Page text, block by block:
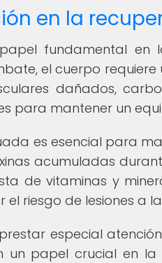
en la
fundamental
el cuerpo
dañados,
para mantener un
es esencial para
acumuladas
de vitaminas y
el riesgo de lesiones a
especial
un papel crucial en